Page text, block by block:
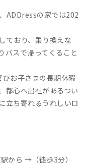
ADDressの家では202
ており、乗り換えな
バスで帰ってくること
お子さまの長期休暇
都心へ出社があるつい
立ち寄れるうれしいロ
から →（徒歩3分）